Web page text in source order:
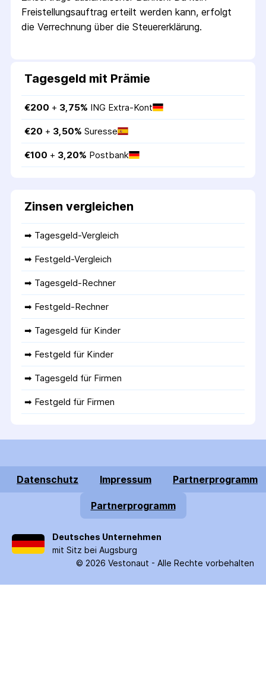
Freistellungs­auftrag erteilt werden kann, erfolgt
die Verrechnung über die Steuer­erklärung.
Tagesgeld mit Prämie
€200 + 3,75% ING Extra-Kont
€20 + 3,50% Suresse
€100 + 3,20% Postbank
Zinsen vergleichen
➡ Tagesgeld-Vergleich
➡ Festgeld-Vergleich
➡ Tagesgeld-Rechner
➡ Festgeld-Rechner
➡ Tagesgeld für Kinder
➡ Festgeld für Kinder
➡ Tagesgeld für Firmen
➡ Festgeld für Firmen
Datenschutz Impressum Partnerprogramm
Partnerprogramm
Deutsches Unternehmen
mit Sitz bei Augsburg
© 2026 Vestonaut - Alle Rechte vorbehalten